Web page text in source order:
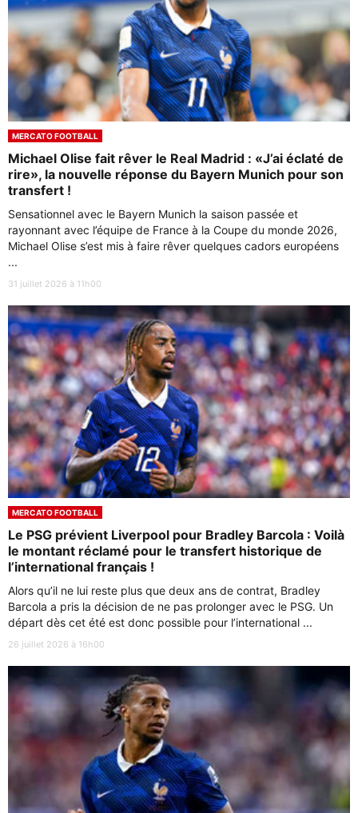
MERCATO FOOTBALL
Michael Olise fait rêver le Real Madrid : «J’ai éclaté de
rire», la nouvelle réponse du Bayern Munich pour son
transfert !
Sensationnel avec le Bayern Munich la saison passée et
rayonnant avec l’équipe de France à la Coupe du monde 2026,
Michael Olise s’est mis à faire rêver quelques cadors européens
...
31 juillet 2026 à 11h00
MERCATO FOOTBALL
Le PSG prévient Liverpool pour Bradley Barcola : Voilà
le montant réclamé pour le transfert historique de
l’international français !
Alors qu’il ne lui reste plus que deux ans de contrat, Bradley
Barcola a pris la décision de ne pas prolonger avec le PSG. Un
départ dès cet été est donc possible pour l’international ...
26 juillet 2026 à 16h00